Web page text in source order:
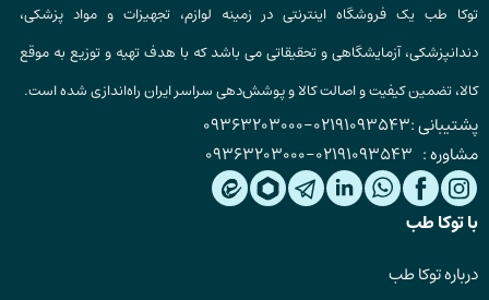
توکا طب یک فروشگاه اینترنتی در زمینه لوازم، تجهیزات و مواد پزشکی،
دندانپزشکی، آزمایشگاهی و تحقیقاتی می باشد که با هدف تهیه و توزیع به موقع
کالا، تضمین کیفیت و اصالت کالا و پوشش‌دهی سراسر ایران راه‌اندازی شده است.
پشتیبانی :02191093543
-
09363203000
مشاوره : 02191093543
-
09363203000
با توکا طب
درباره توکا طب